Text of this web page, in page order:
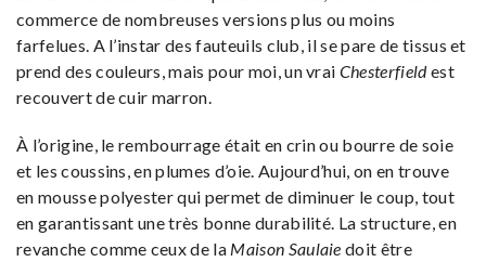
commerce de nombreuses versions plus ou moins
farfelues. A l’instar des fauteuils club, il se pare de tissus et
prend des couleurs, mais pour moi, un vrai Chesterfieldest
recouvert de cuir marron.
À l’origine, le rembourrage était en crin ou bourre de soie
et les coussins, en plumes d’oie. Aujourd’hui, on en trouve
en mousse polyester qui permet de diminuer le coup, tout
en garantissant une très bonne durabilité. La structure, en
revanche comme ceux de la Maison Saulaie doit être